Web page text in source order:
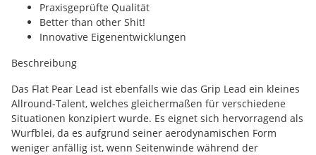
Praxisgeprüfte Qualität
Better than other Shit!
Innovative Eigenentwicklungen
Beschreibung
Das Flat Pear Lead ist ebenfalls wie das Grip Lead ein kleines
Allround-Talent, welches gleichermaßen für verschiedene
Situationen konzipiert wurde. Es eignet sich hervorragend als
Wurfblei, da es aufgrund seiner aerodynamischen Form
weniger anfällig ist, wenn Seitenwinde während der